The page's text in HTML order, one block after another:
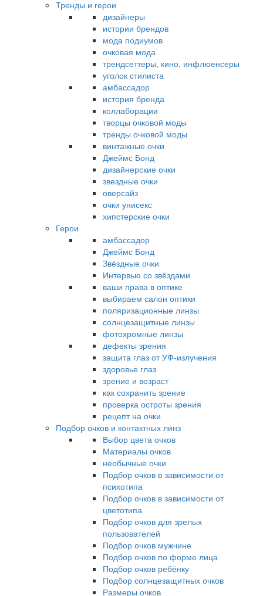
Тренды и герои
дизайнеры
истории брендов
мода подиумов
очковая мода
трендсеттеры, кино, инфлюенсеры
уголок стилиста
амбассадор
история бренда
коллаборации
творцы очковой моды
тренды очковой моды
винтажные очки
Джеймс Бонд
дизайнерские очки
звездные очки
оверсайз
очки унисекс
хипстерские очки
Герои
амбассадор
Джеймс Бонд
Звёздные очки
Интервью со звёздами
ваши права в оптике
выбираем салон оптики
поляризационные линзы
солнцезащитные линзы
фотохромные линзы
дефекты зрения
защита глаз от УФ-излучения
здоровье глаз
зрение и возраст
как сохранить зрение
проверка остроты зрения
рецепт на очки
Подбор очков и контактных линз
Выбор цвета очков
Материалы очков
необычные очки
Подбор очков в зависимости от
психотипа
Подбор очков в зависимости от
цветотипа
Подбор очков для зрелых
пользователей
Подбор очков мужчине
Подбор очков по форме лица
Подбор очков ребёнку
Подбор солнцезащитных очков
Размеры очков